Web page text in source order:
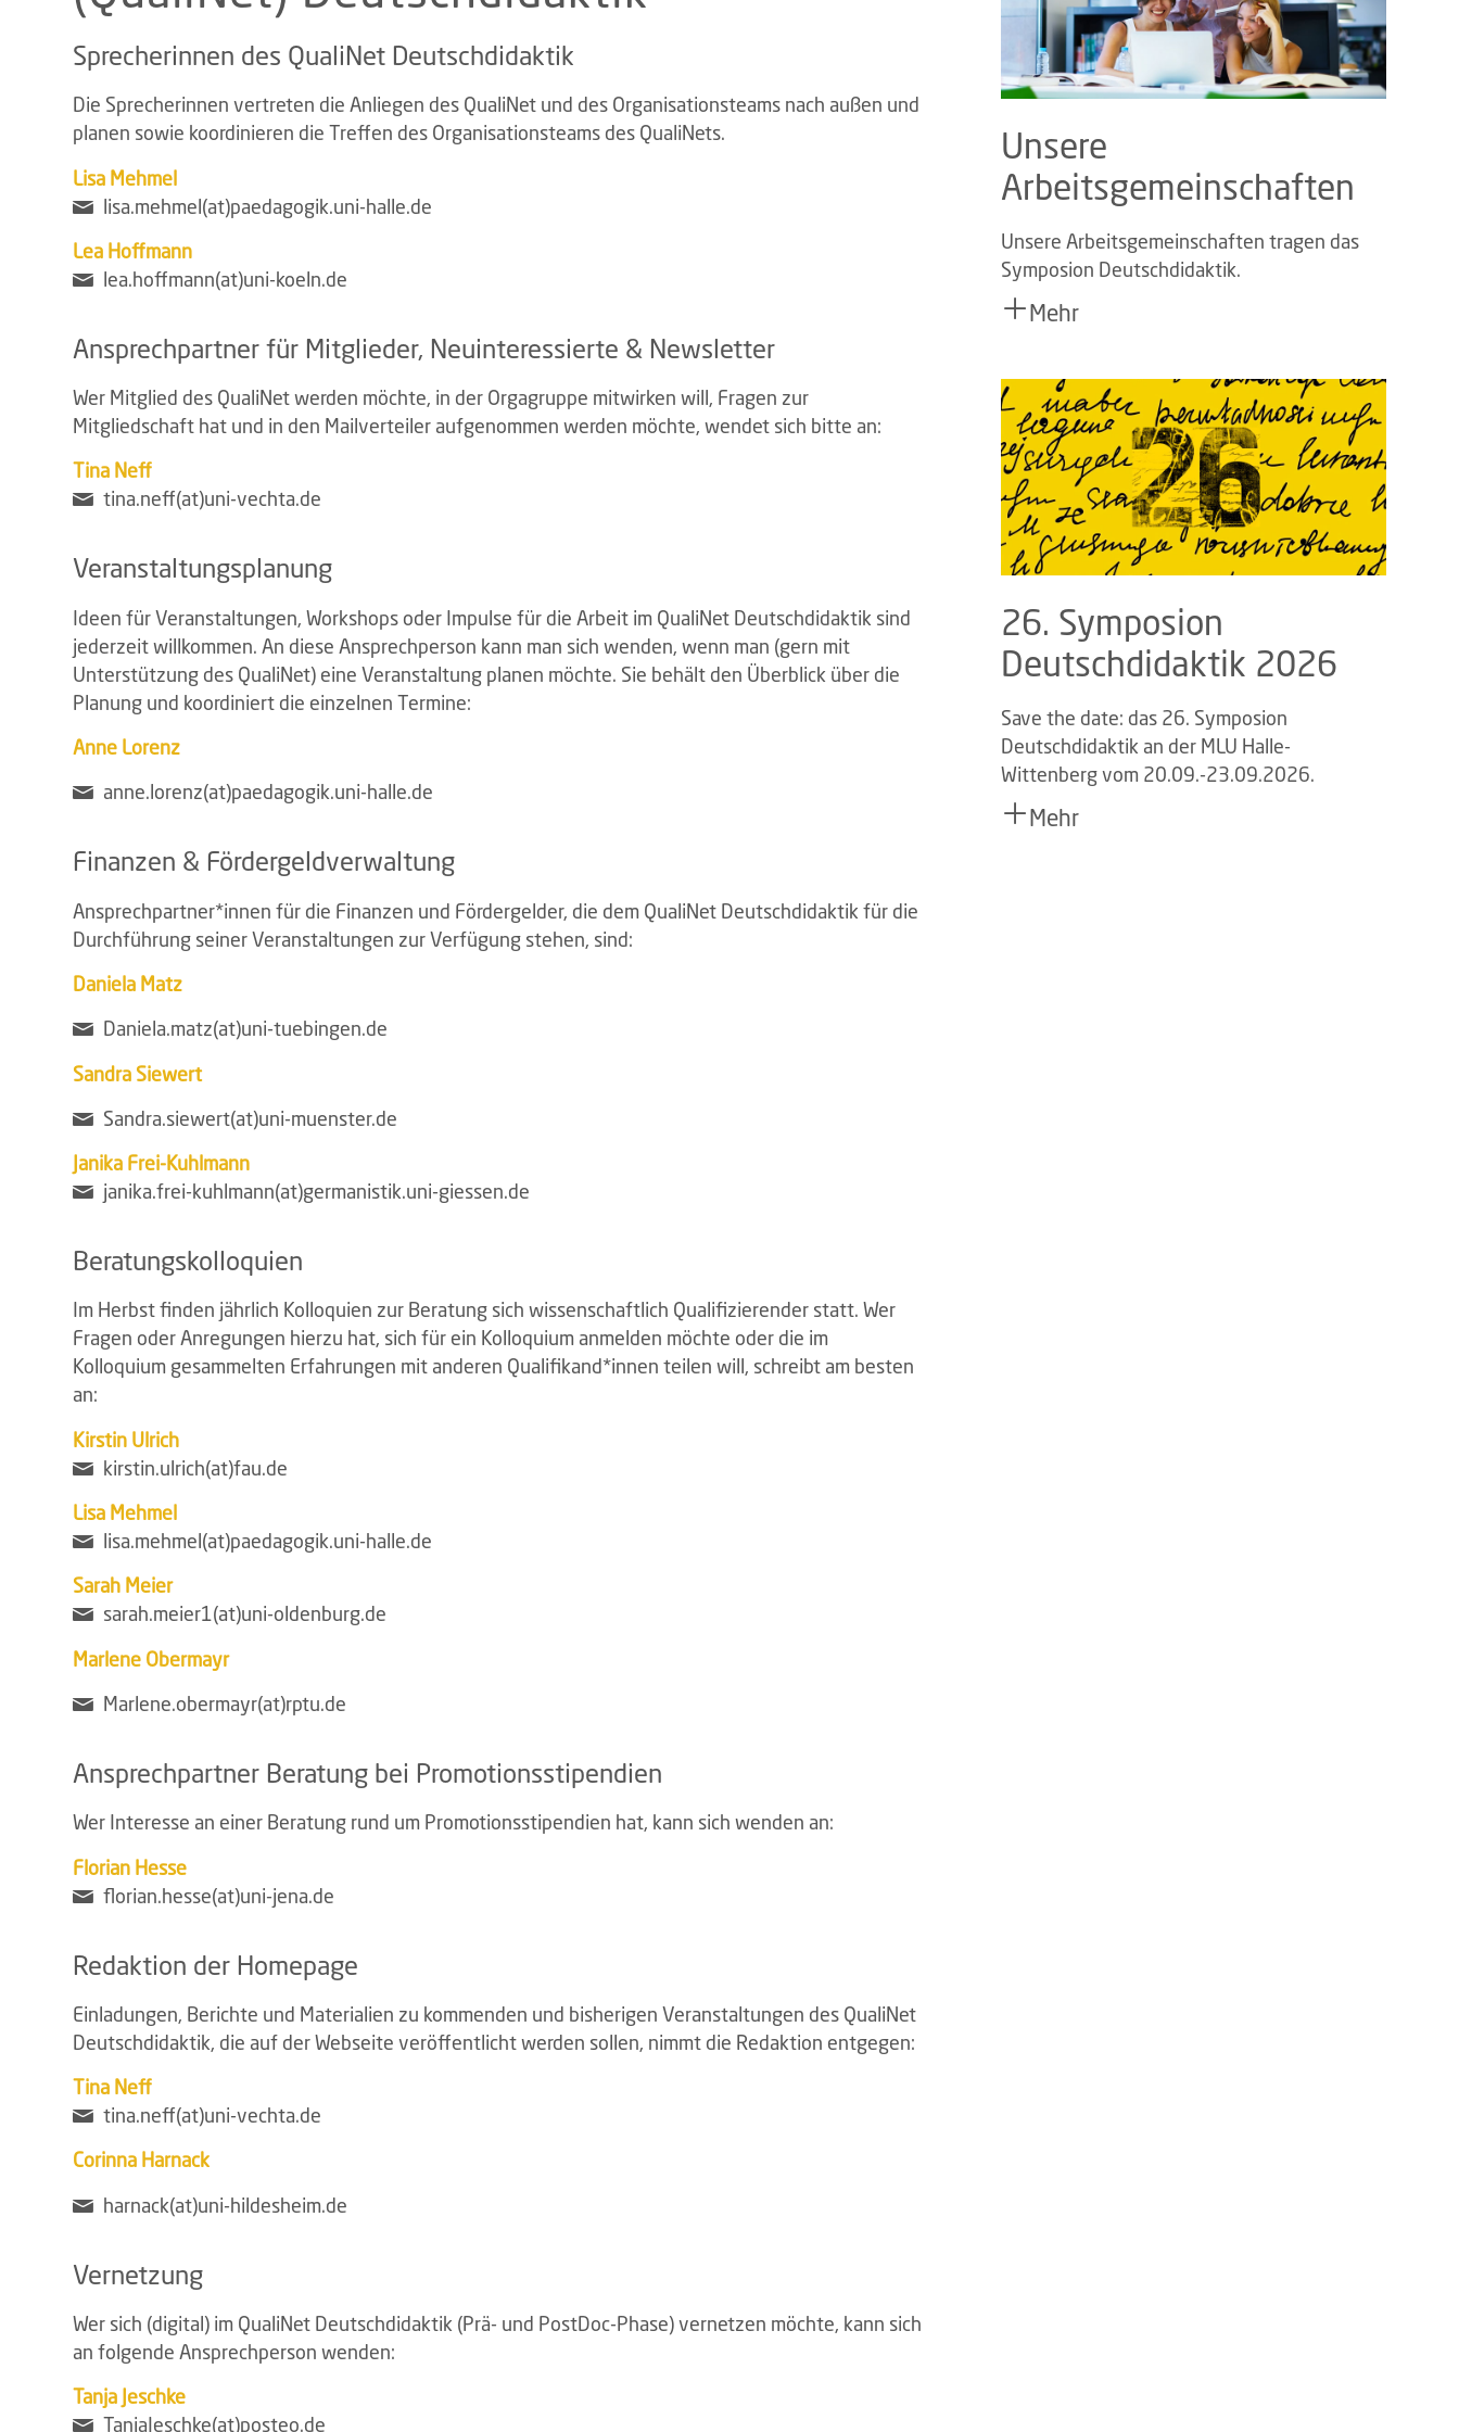
Sprecherinnen des QualiNet Deutschdidaktik
Die Sprecherinnen vertreten die Anliegen des QualiNet und des Organisationsteams nach außen und
planen sowie koordinieren die Treffen des Organisationsteams des QualiNets.
Lisa Mehmel
lisa.mehmel(at)paedagogik.uni-halle.de
Lea Hoffmann
lea.hoffmann(at)uni-koeln.de
Ansprechpartner für Mitglieder, Neuinteressierte & Newsletter
Wer Mitglied des QualiNet werden möchte, in der Orgagruppe mitwirken will, Fragen zur
Mitgliedschaft hat und in den Mailverteiler aufgenommen werden möchte, wendet sich bitte an:
Tina Neff
tina.neff(at)uni-vechta.de
Veranstaltungsplanung
Ideen für Veranstaltungen, Workshops oder Impulse für die Arbeit im QualiNet Deutschdidaktik sind
jederzeit willkommen. An diese Ansprechperson kann man sich wenden, wenn man (gern mit
Unterstützung des QualiNet) eine Veranstaltung planen möchte. Sie behält den Überblick über die
Planung und koordiniert die einzelnen Termine:
Anne Lorenz
anne.lorenz(at)paedagogik.uni-halle.de
Finanzen & Fördergeldverwaltung
Ansprechpartner*innen für die Finanzen und Fördergelder, die dem QualiNet Deutschdidaktik für die
Durchführung seiner Veranstaltungen zur Verfügung stehen, sind:
Daniela Matz
Daniela.matz(at)uni-tuebingen.de
Sandra Siewert
Sandra.siewert(at)uni-muenster.de
Janika Frei-Kuhlmann
janika.frei-kuhlmann(at)germanistik.uni-giessen.de
Beratungskolloquien
Im Herbst finden jährlich Kolloquien zur Beratung sich wissenschaftlich Qualifizierender statt. Wer
Fragen oder Anregungen hierzu hat, sich für ein Kolloquium anmelden möchte oder die im
Kolloquium gesammelten Erfahrungen mit anderen Qualifikand*innen teilen will, schreibt am besten
an:
Kirstin Ulrich
kirstin.ulrich(at)fau.de
Lisa Mehmel
lisa.mehmel(at)paedagogik.uni-halle.de
Sarah Meier
sarah.meier1(at)uni-oldenburg.de
Marlene Obermayr
Marlene.obermayr(at)rptu.de
Ansprechpartner Beratung bei Promotionsstipendien
Wer Interesse an einer Beratung rund um Promotionsstipendien hat, kann sich wenden an:
Florian Hesse
florian.hesse(at)uni-jena.de
Redaktion der Homepage
Einladungen, Berichte und Materialien zu kommenden und bisherigen Veranstaltungen des QualiNet
Deutschdidaktik, die auf der Webseite veröffentlicht werden sollen, nimmt die Redaktion entgegen:
Tina Neff
tina.neff(at)uni-vechta.de
Corinna Harnack
harnack(at)uni-hildesheim.de
Vernetzung
Wer sich (digital) im QualiNet Deutschdidaktik (Prä- und PostDoc-Phase) vernetzen möchte, kann sich
an folgende Ansprechperson wenden:
Tanja Jeschke
TanjaJeschke(at)posteo.de
Unsere
Arbeitsgemeinschaften
Unsere Arbeitsgemeinschaften tragen das
Symposion Deutschdidaktik.
Mehr
26. Symposion
Deutschdidaktik 2026
Save the date: das 26. Symposion
Deutschdidaktik an der MLU Halle-
Wittenberg vom 20.09.-23.09.2026.
Mehr